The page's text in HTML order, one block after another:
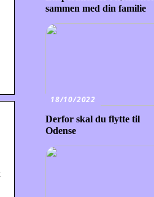
sammen med din familie
18/10/2022
Derfor skal du flytte til
Odense